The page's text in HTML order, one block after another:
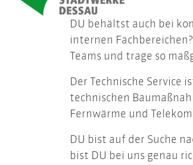
DU behältst auch bei
internen
Teams und trage so
Der Technische Service
technischen
Fernwärme und
DU bist auf der Suche
bist DU bei uns genau